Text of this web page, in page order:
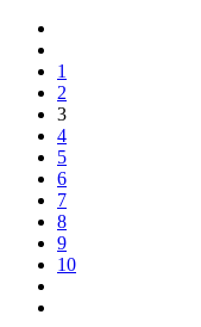
1
2
3
4
5
6
7
8
9
10